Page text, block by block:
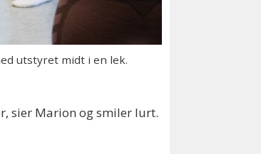
utstyret midt i en lek.
sier Marion og smiler lurt.